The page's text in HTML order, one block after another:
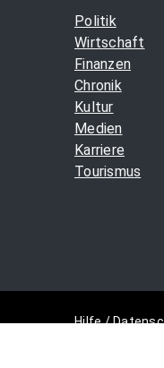
Politik
Wirtschaft
Finanzen
Chronik
Kultur
Medien
Karriere
Tourismus
Hilfe/